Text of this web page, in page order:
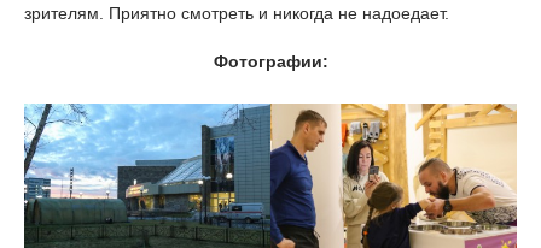
зрителям. Приятно смотреть и никогда не надоедает.
Фотографии: